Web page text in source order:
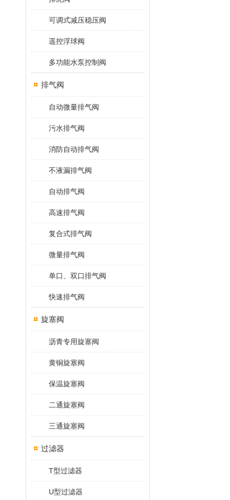
可调式减压稳压阀
遥控浮球阀
多功能水泵控制阀
排气阀
自动微量排气阀
污水排气阀
消防自动排气阀
不液漏排气阀
自动排气阀
高速排气阀
复合式排气阀
微量排气阀
单口、双口排气阀
快速排气阀
旋塞阀
沥青专用旋塞阀
黄铜旋塞阀
保温旋塞阀
二通旋塞阀
三通旋塞阀
过滤器
T型过滤器
U型过滤器